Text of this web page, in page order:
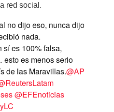
red social.
no dijo eso, nunca dijo
nada.
sí es 100% falsa,
es menos serio
de las Maravillas.@AP
@EFEnoticias